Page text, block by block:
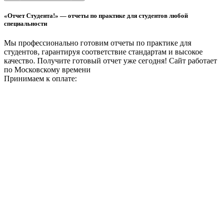
«Отчет Студента!» — отчеты по практике для студентов любой
специальности
Мы профессионально готовим отчеты по практике для
студентов, гарантируя соответствие стандартам и высокое
качество. Получите готовый отчет уже сегодня! Сайт работает
по Московскому времени
Принимаем к оплате: